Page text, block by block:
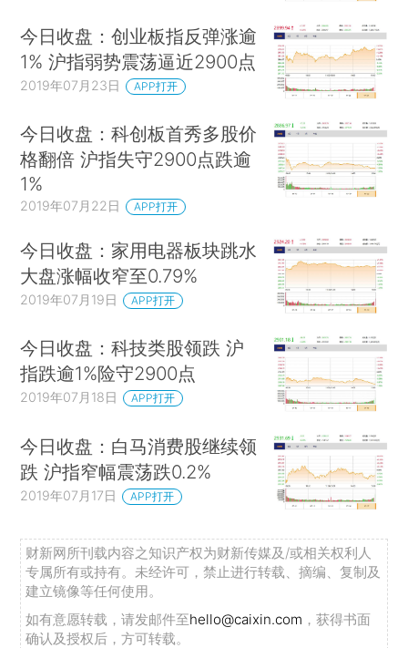
今日收盘：创业板指反弹涨逾
1% 沪指弱势震荡逼近2900点
2019年07月23日 APP打开
今日收盘：科创板首秀多股价
格翻倍 沪指失守2900点跌逾
1%
2019年07月22日 APP打开
今日收盘：家用电器板块跳水
大盘涨幅收窄至0.79%
2019年07月19日 APP打开
今日收盘：科技类股领跌 沪
指跌逾1%险守2900点
2019年07月18日 APP打开
今日收盘：白马消费股继续领
跌 沪指窄幅震荡跌0.2%
2019年07月17日 APP打开
财新网所刊载内容之知识产权为财新传媒及/或相关权利人
专属所有或持有。未经许可，禁止进行转载、摘编、复制及
建立镜像等任何使用。
如有意愿转载，请发邮件至hello@caixin.com ，获得书面
确认及授权后，方可转载。